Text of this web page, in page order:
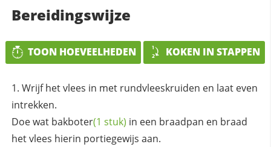
Bereidingswijze
TOON HOEVEELHEDEN KOKEN IN STAPPEN
Wrijf het vlees in met rundvleeskruiden en laat even
intrekken.
Doe wat bakboter(1 stuk) in een braadpan en braad
het vlees hierin portiegewijs aan.